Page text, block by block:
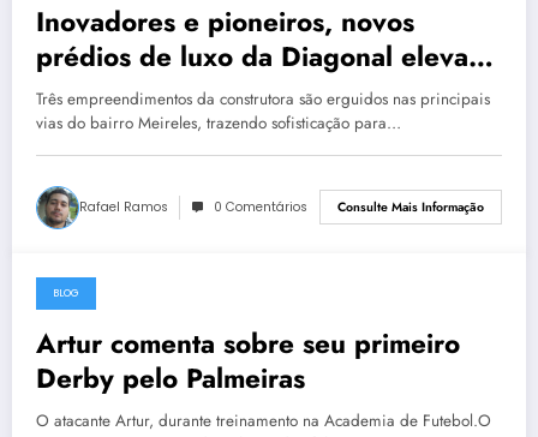
Inovadores e pioneiros, novos
prédios de luxo da Diagonal elevam
padrão imobiliário em Fortaleza e já
contam com obras avançadas
Três empreendimentos da construtora são erguidos nas principais
vias do bairro Meireles, trazendo sofisticação para…
Rafael Ramos 0 Comentários Consulte Mais Informação
30 de abril de 2023
BLOG
Artur comenta sobre seu primeiro
Derby pelo Palmeiras
O atacante Artur, durante treinamento na Academia de Futebol.O